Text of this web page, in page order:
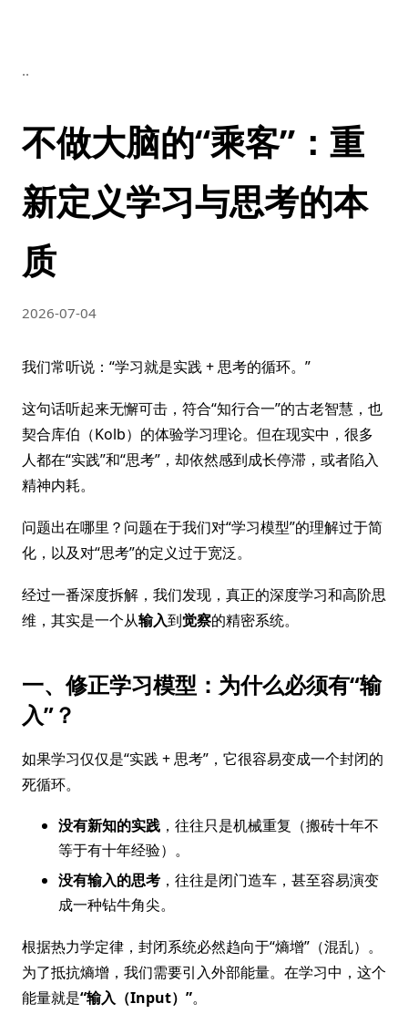
..
不做大脑的“乘客”：重
新定义学习与思考的本
质
2026-07-04
我们常听说：“学习就是实践 + 思考的循环。”
这句话听起来无懈可击，符合“知行合一”的古老智慧，也
契合库伯（Kolb）的体验学习理论。但在现实中，很多
人都在“实践”和“思考”，却依然感到成长停滞，或者陷入
精神内耗。
问题出在哪里？问题在于我们对“学习模型”的理解过于简
化，以及对“思考”的定义过于宽泛。
经过一番深度拆解，我们发现，真正的深度学习和高阶思
维，其实是一个从输入到觉察的精密系统。
一、修正学习模型：为什么必须有“输
入”？
如果学习仅仅是“实践 + 思考”，它很容易变成一个封闭的
死循环。
没有新知的实践 ，往往只是机械重复（搬砖十年不
等于有十年经验）。
没有输入的思考 ，往往是闭门造车，甚至容易演变
成一种钻牛角尖。
根据热力学定律，封闭系统必然趋向于“熵增”（混乱）。
为了抵抗熵增，我们需要引入外部能量。在学习中，这个
能量就是“输入（Input）”。